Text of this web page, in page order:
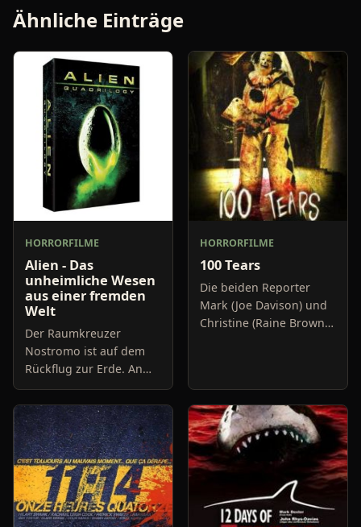
Ähnliche Einträge
HORRORFILME
Alien - Das
unheimliche Wesen
aus einer fremden
Welt
Der Raumkreuzer
Nostromo ist auf dem
Rückflug zur Erde. An
Bord befinden sich
sieben Astronauten, die
im Kälte-Tiefschlaf
verweilen. Eines Tages
hält es der
HORRORFILME
100 Tears
Die beiden Reporter
Mark (Joe Davison) und
Christine (Raine Brown)
und befassen sich
neuerdings mit Se